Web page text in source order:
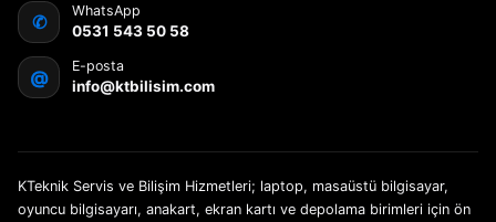
✆
WhatsApp
0531 543 50 58
@
E-posta
info@ktbilisim.com
KTeknik Servis ve Bilişim Hizmetleri; laptop, masaüstü bilgisayar,
oyuncu bilgisayarı, anakart, ekran kartı ve depolama birimleri için ön